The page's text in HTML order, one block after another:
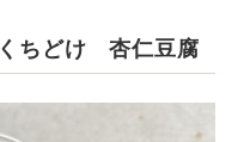
くちどけ 杏仁豆腐